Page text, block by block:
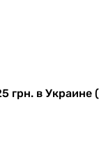
в Украине